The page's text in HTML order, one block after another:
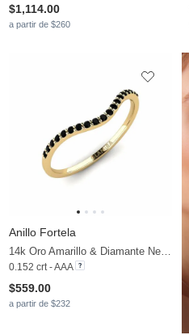
$1,114.00
a partir de $260
Anillo Fortela
14k Oro Amarillo & Diamante Negro
0.152 crt - AAA
$559.00
a partir de $232